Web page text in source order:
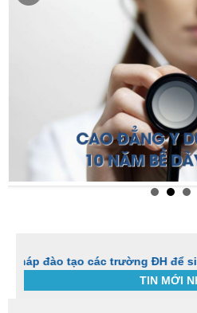
tạo các trường ĐH để sinh viên
TIN MỚI